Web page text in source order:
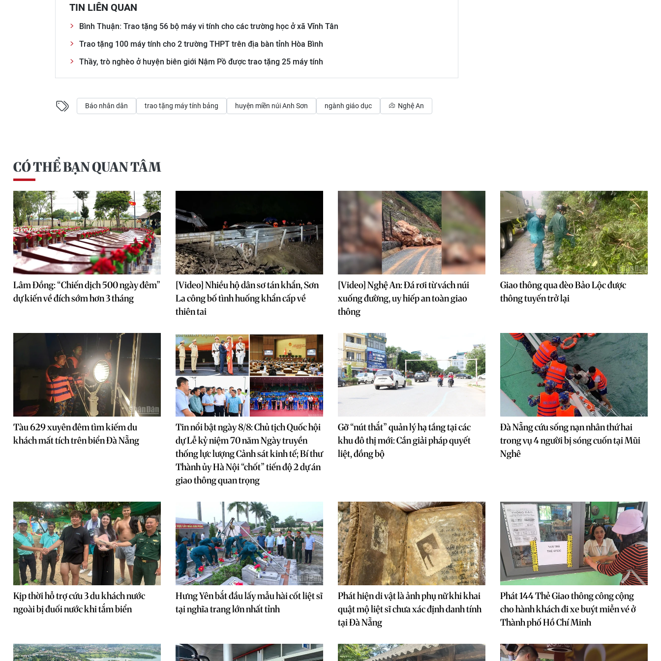
TIN LIÊN QUAN
Bình Thuận: Trao tặng 56 bộ máy vi tính cho các trường học ở xã Vĩnh Tân
Trao tặng 100 máy tính cho 2 trường THPT trên địa bàn tỉnh Hòa Bình
Thầy, trò nghèo ở huyện biên giới Nậm Pồ được trao tặng 25 máy tính
Báo nhân dân trao tặng máy tính bảng huyện miền núi Anh Sơn ngành giáo dục Nghệ An
CÓ THỂ BẠN QUAN TÂM
Lâm Đồng: “Chiến dịch 500 ngày đêm”
dự kiến về đích sớm hơn 3 tháng
[Video] Nhiều hộ dân sơ tán khẩn, Sơn
La công bố tình huống khẩn cấp về
thiên tai
[Video] Nghệ An: Đá rơi từ vách núi
xuống đường, uy hiếp an toàn giao
thông
Giao thông qua đèo Bảo Lộc được
thông tuyến trở lại
Tàu 629 xuyên đêm tìm kiếm du
khách mất tích trên biển Đà Nẵng
Tin nổi bật ngày 8/8: Chủ tịch Quốc hội
dự Lễ kỷ niệm 70 năm Ngày truyền
thống lực lượng Cảnh sát kinh tế; Bí thư
Thành ủy Hà Nội “chốt” tiến độ 2 dự án
giao thông quan trọng
Gỡ “nút thắt” quản lý hạ tầng tại các
khu đô thị mới: Cần giải pháp quyết
liệt, đồng bộ
Đà Nẵng cứu sống nạn nhân thứ hai
trong vụ 4 người bị sóng cuốn tại Mũi
Nghê
Kịp thời hỗ trợ cứu 3 du khách nước
ngoài bị đuối nước khi tắm biển
Hưng Yên bắt đầu lấy mẫu hài cốt liệt sĩ
tại nghĩa trang lớn nhất tỉnh
Phát hiện di vật là ảnh phụ nữ khi khai
quật mộ liệt sĩ chưa xác định danh tính
tại Đà Nẵng
Phát 144 Thẻ Giao thông công cộng
cho hành khách đi xe buýt miễn vé ở
Thành phố Hồ Chí Minh